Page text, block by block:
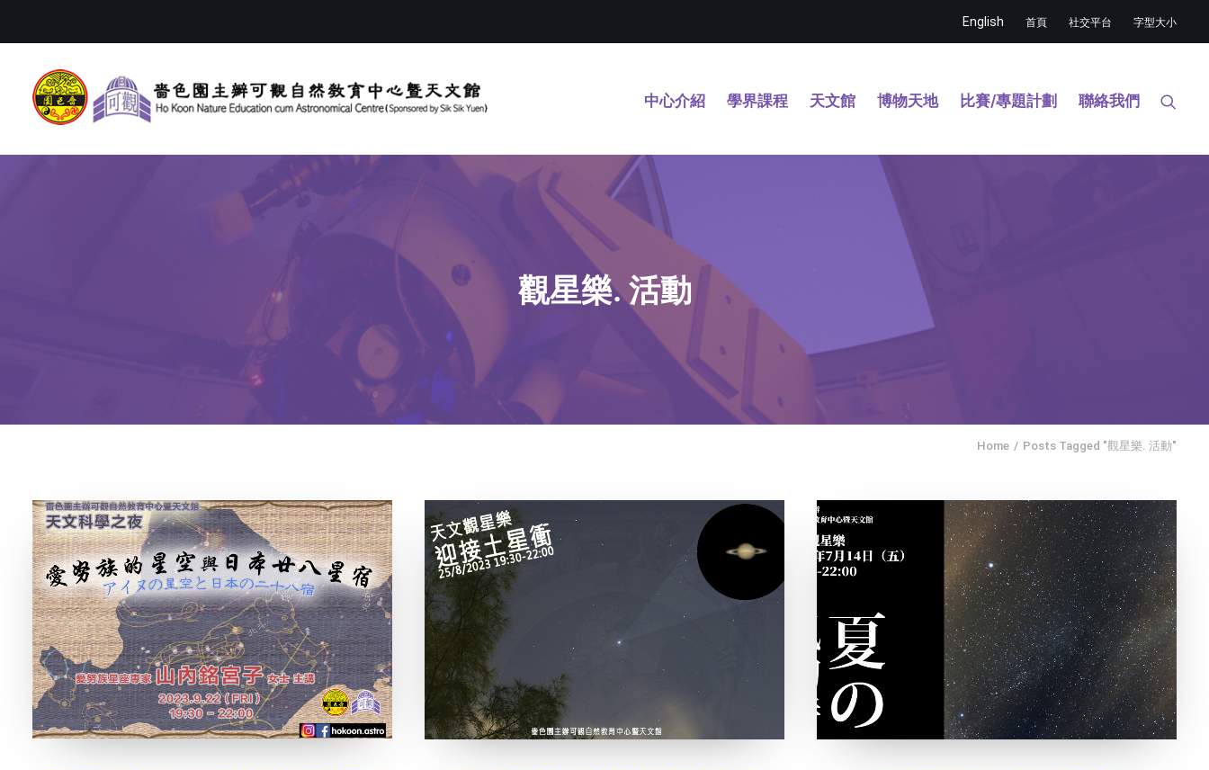
English 首頁 社交平台 字型大小
中心介紹 學界課程 天文館 博物天地 比賽/專題計劃 聯絡我們
觀星樂. 活動
Home Posts Tagged "觀星樂. 活動"